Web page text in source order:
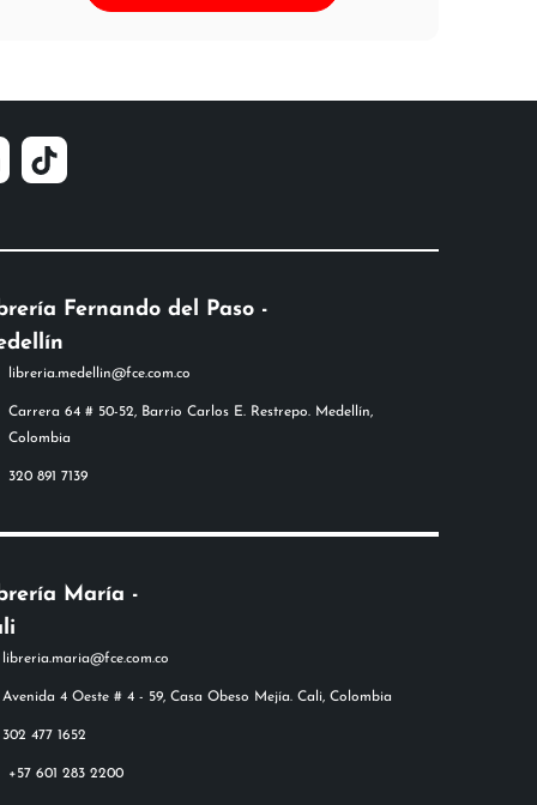
Fernando del Paso -
libreria.medellin@fce.com.co
Carrera 64 # 50-52, Barrio Carlos E. Restrepo. Medellín,
Colombia
320 891 7139
María -
+57 601 283 2200